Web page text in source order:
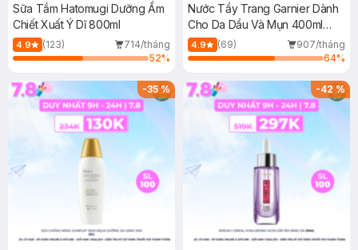
Sữa Tắm Hatomugi Dưỡng Ẩm
Chiết Xuất Ý Dĩ 800ml
4.9 (123)
714/tháng
52%
Nước Tẩy Trang Garnier Dành
Cho Da Dầu Và Mụn 400ml
(Mới)
4.9 (69)
907/tháng
64%
-35% -42%